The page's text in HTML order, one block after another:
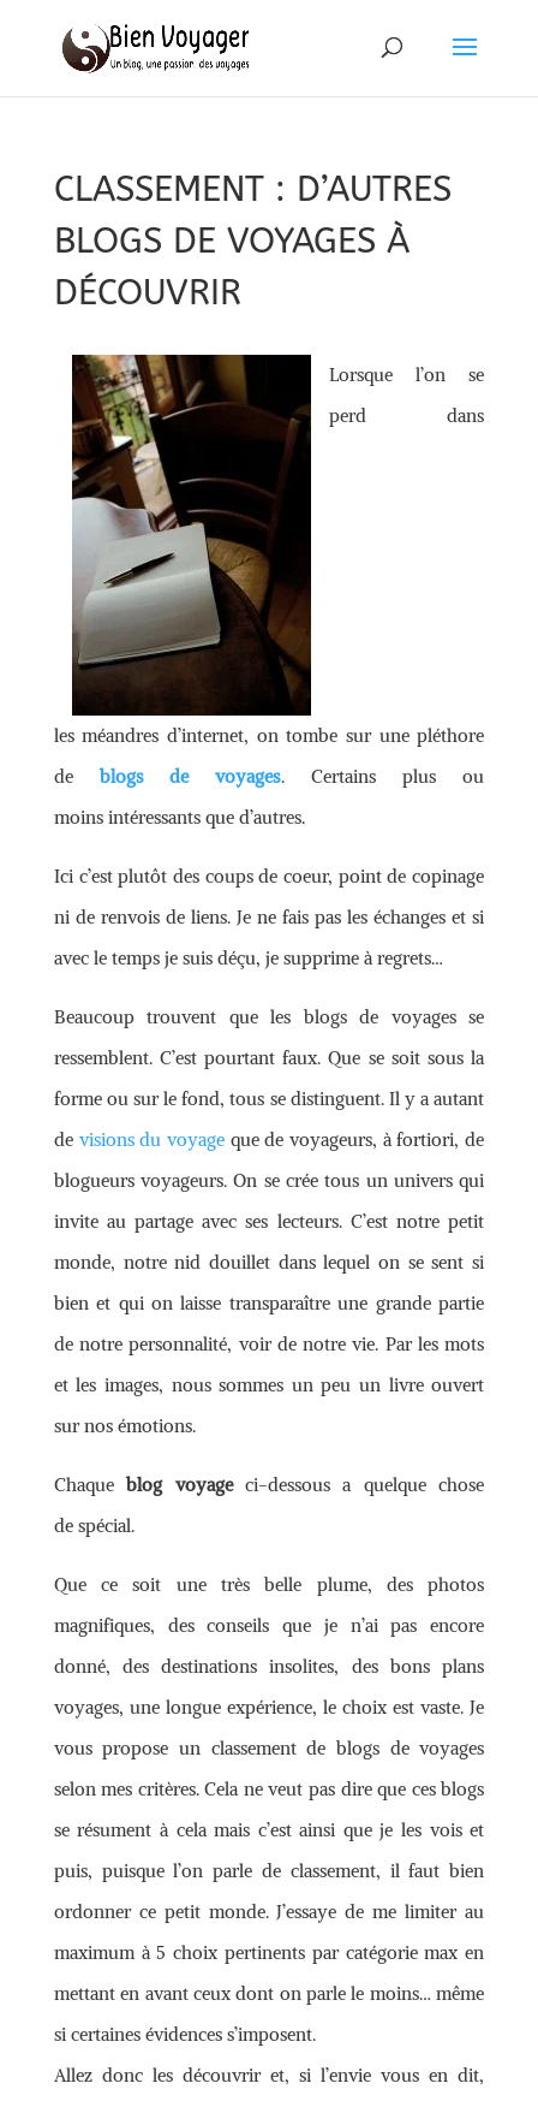
CLASSEMENT : D’AUTRES
BLOGS DE VOYAGES À
DÉCOUVRIR
Lorsque l’on se
perd dans
les méandres d’internet, on tombe sur une pléthore
deblogs de voyages. Certains plus ou
moins intéressants que d’autres.
Ici c’est plutôt des coups de coeur, point de copinage
ni de renvois de liens. Je ne fais pas les échanges et si
avec le temps je suis déçu, je supprime à regrets…
Beaucoup trouvent que les blogs de voyages se
ressemblent. C’est pourtant faux. Que se soit sous la
forme ou sur le fond, tous se distinguent. Il y a autant
de visions du voyageque de voyageurs, à fortiori, de
blogueurs voyageurs. On se crée tous un univers qui
invite au partage avec ses lecteurs. C’est notre petit
monde, notre nid douillet dans lequel on se sent si
bien et qui on laisse transparaître une grande partie
de notre personnalité, voir de notre vie. Par les mots
et les images, nous sommes un peu un livre ouvert
sur nos émotions.
Chaqueblog voyageci-dessous a quelque chose
de spécial.
Que ce soit une très belle plume, des photos
magnifiques, des conseils que je n’ai pas encore
donné, des destinations insolites, des bons plans
voyages, une longue expérience, le choix est vaste. Je
vous propose un classement de blogs de voyages
selon mes critères. Cela ne veut pas dire que ces blogs
se résument à cela mais c’est ainsi que je les vois et
puis, puisque l’on parle de classement, il faut bien
ordonner ce petit monde. J’essaye de me limiter au
maximum à 5 choix pertinents par catégorie max en
mettant en avant ceux dont on parle le moins… même
si certaines évidences s’imposent.
Allez donc les découvrir et, si l’envie vous en dit,